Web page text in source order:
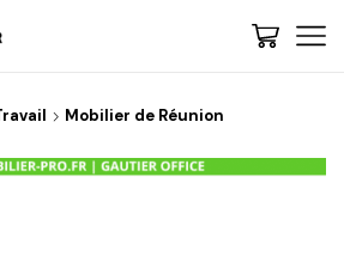
Mobilier de Réunion